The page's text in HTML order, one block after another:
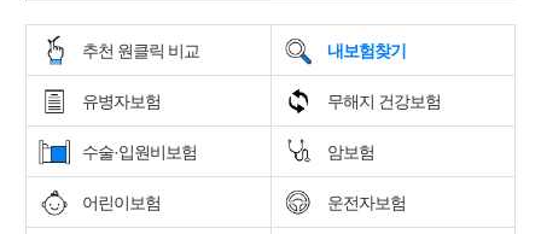
추천 원클릭 비교 내보험찾기
유병자보험 무해지 건강보험
수술·입원비보험 암보험
어린이보험 운전자보험